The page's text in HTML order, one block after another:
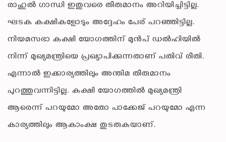
രാഹുല്‍ ഗാന്ധി ഇതുവരെ തീരുമാനം അറിയിച്ചിട്ടില്ല.
ഘടക കക്ഷികളോടും അദ്ദേഹം പേര് പറഞ്ഞിട്ടില്ല.
നിയമസഭാ കക്ഷി യോഗത്തിന് മുന്‍പ് ഡല്‍ഹിയില്‍
നിന്ന് മുഖ്യമന്ത്രിയെ പ്രഖ്യാപിക്കുന്നതാണ് പതിവ് രീതി.
എന്നാല്‍ ഇക്കാര്യത്തിലും അന്തിമ തീരുമാനം
പുറത്തുവന്നിട്ടില്ല. കക്ഷി യോഗത്തില്‍ മുഖ്യമന്ത്രി
ആരെന്ന് പറയുമോ അതോ പാക്കേജ് പറയുമോ എന്ന
കാര്യത്തിലും ആകാംക്ഷ തുടരുകയാണ്.